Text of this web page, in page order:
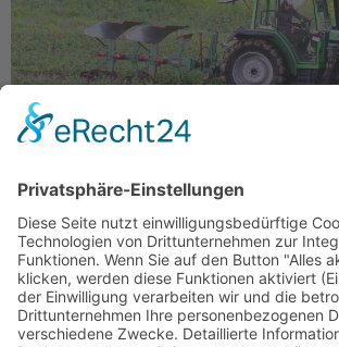
Arbeitsgruppen auf. Die
Grundlage unseres Lebens zu den
wichtigen Themen der WerteUnion:
unserer Landwirtschaft wieder mehr